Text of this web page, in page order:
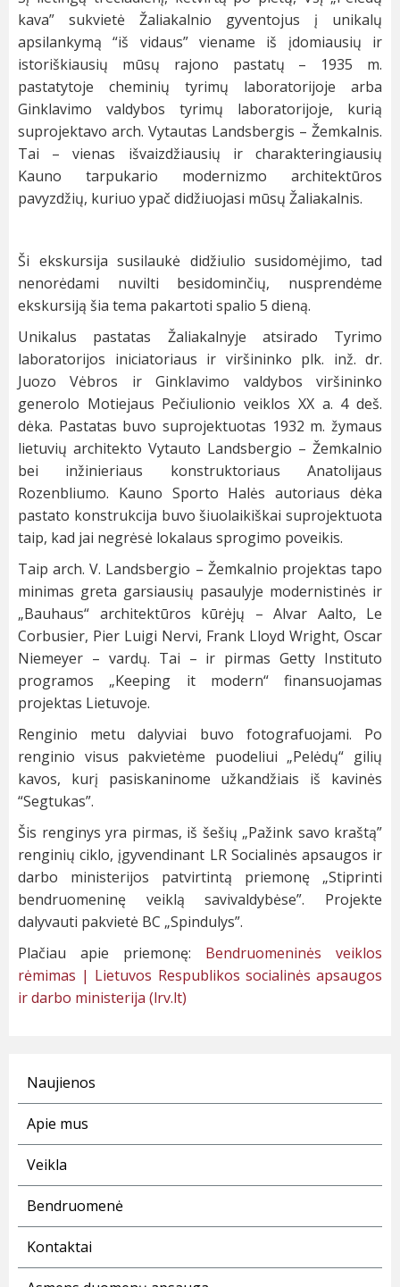
kava” sukvietė Žaliakalnio gyventojus į unikalų
apsilankymą “iš vidaus” viename iš įdomiausių ir
istoriškiausių mūsų rajono pastatų – 1935 m.
pastatytoje cheminių tyrimų laboratorijoje arba
Ginklavimo valdybos tyrimų laboratorijoje, kurią
suprojektavo arch. Vytautas Landsbergis – Žemkalnis.
Tai – vienas išvaizdžiausių ir charakteringiausių
Kauno tarpukario modernizmo architektūros
pavyzdžių, kuriuo ypač didžiuojasi mūsų Žaliakalnis.
Ši ekskursija susilaukė didžiulio susidomėjimo, tad
nenorėdami nuvilti besidominčių, nusprendėme
ekskursiją šia tema pakartoti spalio 5 dieną.
Unikalus pastatas Žaliakalnyje atsirado Tyrimo
laboratorijos iniciatoriaus ir viršininko plk. inž. dr.
Juozo Vėbros ir Ginklavimo valdybos viršininko
generolo Motiejaus Pečiulionio veiklos XX a. 4 deš.
dėka. Pastatas buvo suprojektuotas 1932 m. žymaus
lietuvių architekto Vytauto Landsbergio – Žemkalnio
bei inžinieriaus konstruktoriaus Anatolijaus
Rozenbliumo. Kauno Sporto Halės autoriaus dėka
pastato konstrukcija buvo šiuolaikiškai suprojektuota
taip, kad jai negrėsė lokalaus sprogimo poveikis.
Taip arch. V. Landsbergio – Žemkalnio projektas tapo
minimas greta garsiausių pasaulyje modernistinės ir
„Bauhaus“ architektūros kūrėjų – Alvar Aalto, Le
Corbusier, Pier Luigi Nervi, Frank Lloyd Wright, Oscar
Niemeyer – vardų. Tai – ir pirmas Getty Instituto
programos „Keeping it modern“ finansuojamas
projektas Lietuvoje.
Renginio metu dalyviai buvo fotografuojami. Po
renginio visus pakvietėme puodeliui „Pelėdų“ gilių
kavos, kurį pasiskaninome užkandžiais iš kavinės
“Segtukas”.
Šis renginys yra pirmas, iš šešių „Pažink savo kraštą”
renginių ciklo, įgyvendinant LR Socialinės apsaugos ir
darbo ministerijos patvirtintą priemonę „Stiprinti
bendruomeninę veiklą savivaldybėse”. Projekte
dalyvauti pakvietė BC „Spindulys”.
Plačiau apie priemonę: Bendruomeninės veiklos
rėmimas | Lietuvos Respublikos socialinės apsaugos
ir darbo ministerija (lrv.lt)
Naujienos
Apie mus
Veikla
Bendruomenė
Kontaktai